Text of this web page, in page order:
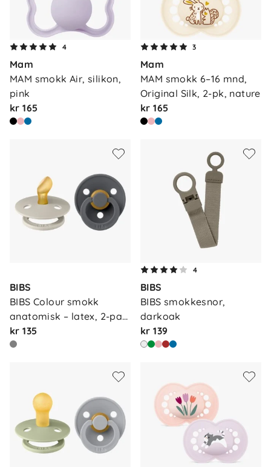
4
Mam
MAM smokk Air, silikon,
pink
kr 165
3
Mam
MAM smokk 6–16 mnd,
Original Silk, 2-pk, nature
kr 165
BIBS
BIBS Colour smokk
anatomisk – latex, 2-pa…
kr 135
4
BIBS
BIBS smokkesnor,
darkoak
kr 139